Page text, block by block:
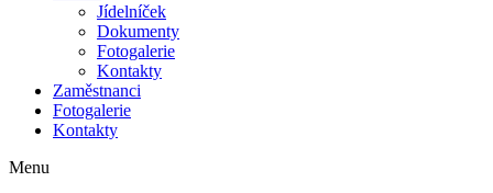
Jídelníček
Dokumenty
Fotogalerie
Kontakty
Zaměstnanci
Fotogalerie
Kontakty
Menu